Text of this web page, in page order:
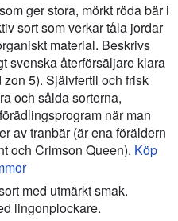
ger stora, mörkt röda bär i
sort som verkar tåla jordar
material. Beskrivs
svenska återförsäljare klara
5). Självfertil och frisk
och sålda sorterna,
när man
av tranbär (är ena föräldern
och Crimson Queen). Köp
med utmärkt smak.
lingonplockare.